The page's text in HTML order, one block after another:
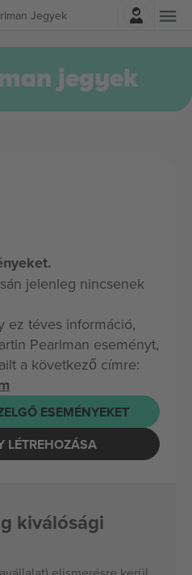
Jegyek
Belépés
jegyek
jelenleg nincsenek
ez téves információ,
Pearlman eseményt,
a következő címre:
ESEMÉNYEKET
LÉTREHOZÁSA
kiválósági